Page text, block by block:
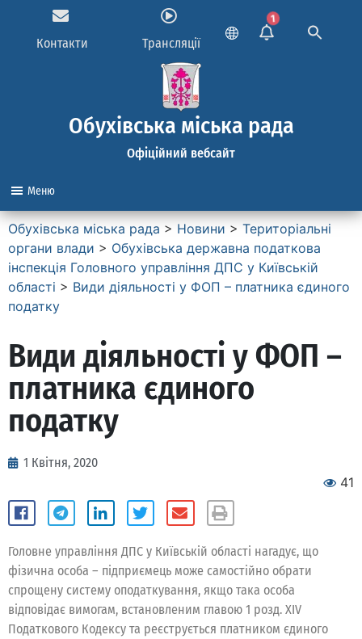
Контакти Трансляції
1
Обухівська міська рада
Офіційний вебсайт
Меню
Обухівська міська рада > Новини > Територіальні
органи влади > Обухівська державна податкова
інспекція Головного управління ДПС у Київській
області > Види діяльності у ФОП – платника єдиного
податку
Види діяльності у ФОП –
платника єдиного
податку
1 Квітня, 2020
41
Головне управління ДПС у Київській області нагадує, що
фізична особа – підприємець може самостійно обрати
спрощену систему оподаткування, якщо така особа
відповідає вимогам, встановленим главою 1 розд. XIV
Податкового Кодексу та реєструється платником єдиного